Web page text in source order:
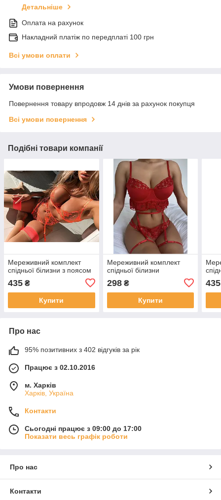
Детальніше
Оплата на рахунок
Накладний платіж по передплаті 100 грн
Всі умови оплати
Умови повернення
Повернення товару впродовж 14 днів за рахунок покупця
Всі умови повернення
Подібні товари компанії
Мереживний комплект
спідньої білизни з поясом
435 ₴
Купити
Мереживний комплект
спідньої білизни
298₴
Купити
435
Про нас
95% позитивних з 402 відгуків за рік
Працює з 02.10.2016
м. Харків
Харків, Україна
Контакти
Сьогодні працює з 09:00 до 17:00
Показати весь графік роботи
Про нас
Контакти